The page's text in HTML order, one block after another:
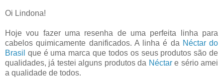
Oi Lindona!
Hoje vou fazer uma resenha de uma perfeita linha para
cabelos quimicamente danificados. A linha é da Néctar do
Brasil que é uma marca que todos os seus produtos são de
qualidades, já testei alguns produtos da Néctare sério amei
a qualidade de todos.